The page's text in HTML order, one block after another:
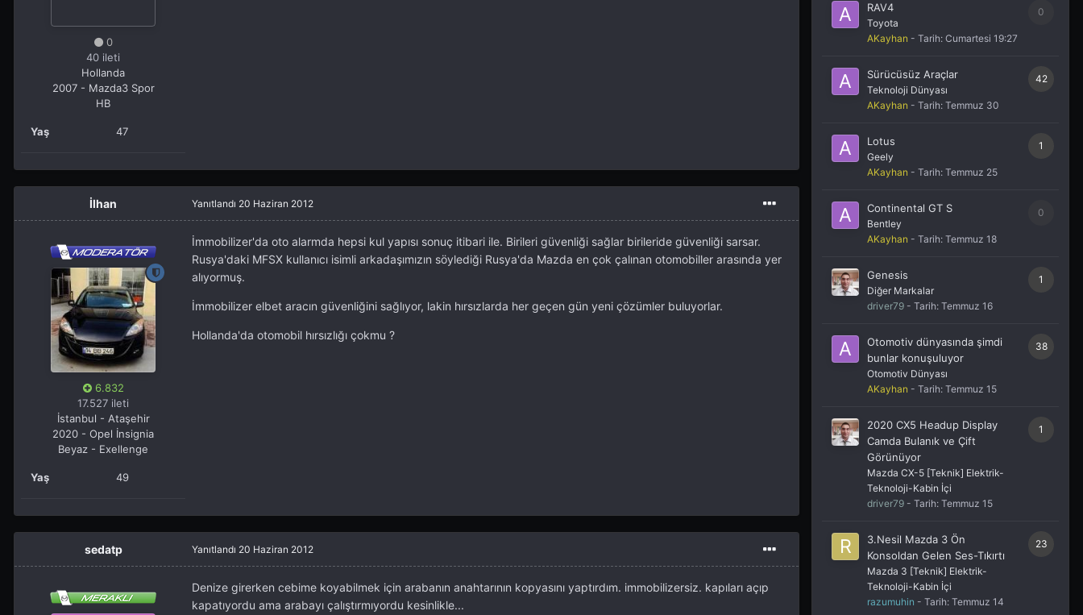
0
40 ileti
Hollanda
2007 - Mazda3 Spor
HB
Yaş 47
İlhan
6.832
17.527 ileti
İstanbul - Ataşehir
2020 - Opel İnsignia
Beyaz - Exellenge
Yaş 49
Yanıtlandı 20 Haziran 2012
İmmobilizer'da oto alarmda hepsi kul yapısı sonuç itibari ile. Birileri güvenliği sağlar birileride güvenliği sarsar.
Rusya'daki MFSX kullanıcı isimli arkadaşımızın söylediği Rusya'da Mazda en çok çalınan otomobiller arasında yer
alıyormuş.
İmmobilizer elbet aracın güvenliğini sağlıyor, lakin hırsızlarda her geçen gün yeni çözümler buluyorlar.
Hollanda'da otomobil hırsızlığı çokmu ?
sedatp Yanıtlandı 20 Haziran 2012
Denize girerken cebime koyabilmek için arabanın anahtarının kopyasını yaptırdım. immobilizersiz. kapıları açıp
kapatıyordu ama arabayı çalıştırmıyordu kesinlikle...
0
RAV4
Toyota
AKayhan - Tarih: Cumartesi 19:27
42
Sürücüsüz Araçlar
Teknoloji Dünyası
AKayhan - Tarih: Temmuz 30
1
Lotus
Geely
AKayhan - Tarih: Temmuz 25
0
Continental GT S
Bentley
AKayhan - Tarih: Temmuz 18
1
Genesis
Diğer Markalar
driver79 - Tarih: Temmuz 16
38
Otomotiv dünyasında şimdi
bunlar konuşuluyor
Otomotiv Dünyası
AKayhan - Tarih: Temmuz 15
1
2020 CX5 Headup Display
Camda Bulanık ve Çift
Görünüyor
Mazda CX-5 [Teknik] Elektrik-
Teknoloji-Kabin İçi
driver79 - Tarih: Temmuz 15
23
3.Nesil Mazda 3 Ön
Konsoldan Gelen Ses-Tıkırtı
Mazda 3 [Teknik] Elektrik-
Teknoloji-Kabin İçi
razumuhin - Tarih: Temmuz 14